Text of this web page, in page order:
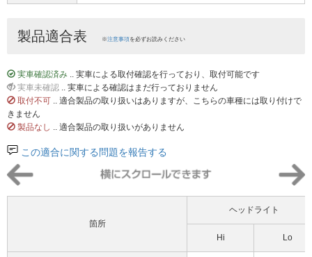
製品適合表 ※注意事項を必ずお読みください
実車確認済み .. 実車による取付確認を行っており、取付可能です
実車未確認 .. 実車による確認はまだ行っておりません
取付不可 .. 適合製品の取り扱いはありますが、こちらの車種には取り付けで
きません
製品なし .. 適合製品の取り扱いがありません
この適合に関する問題を報告する
箇所
ヘッドライト
Hi Lo